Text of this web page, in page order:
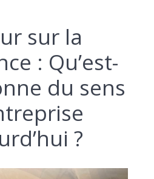
sur la
: Qu’est-
du sens
?